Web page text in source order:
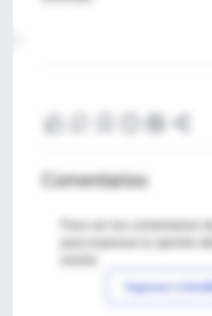
Comentarios
Para ver los comentarios
Ingresar a